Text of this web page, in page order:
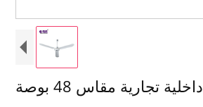
تجارية مقاس 48 بوصة